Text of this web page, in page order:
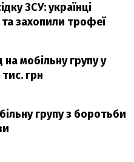
ЗСУ: українці
захопили трофеї
мобільну групу у
грн
групу з боротьби